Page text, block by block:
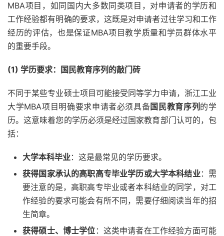
MBA项目，如同国内大多数同类项目，对申请者的学历和
工作经验都有明确的要求，这既是对申请者过往学习和工作
经历的评估，也是保证MBA项目教学质量和学员群体水平
的重要手段。
(1) 学历要求：国民教育序列的敲门砖
不同于某些专业硕士项目可能接受同等学力申请，浙江工业
大学MBA项目明确要求申请者必须具备国民教育序列 的学
历。这意味着您的学历必须是经过国家教育部门认可的，包
括：
大学本科毕业：这是最常见的学历要求。
获得国家承认的高职高专毕业学历或大学本科结业：需
要注意的是，高职高专毕业或者本科结业的同学，对工
作经验的要求可能会有所不同，需要仔细阅读当年的招
生简章。
获得硕士、博士学位 ：这类申请者在工作经验方面可能